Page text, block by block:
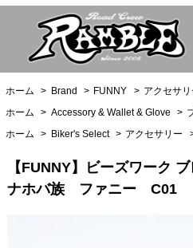
ホーム > Brand > FUNNY > アクセサリ
ホーム
> Accessory & Wallet & Glove >
ホーム
> Biker's Select > アクセサリー
【FUNNY】ビーズワーク
ナホバ族 ファニー C01